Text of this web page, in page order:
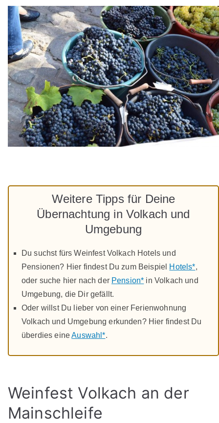
Weitere Tipps für Deine
Übernachtung in Volkach und
Umgebung
Du suchst fürs Weinfest Volkach Hotels und
Pensionen? Hier findest Du zum Beispiel Hotels*,
oder suche hier nach der Pension* in Volkach und
Umgebung, die Dir gefällt.
Oder willst Du lieber von einer Ferienwohnung
Volkach und Umgebung erkunden? Hier findest Du
überdies eineAuswahl*.
Weinfest Volkach an der
Mainschleife